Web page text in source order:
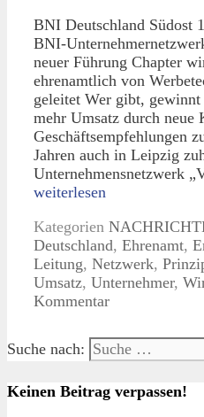
BNI Deutschland Südost
BNI-
neuer Führung Chapter
ehrenamtlich von
geleitet Wer gibt,
mehr Umsatz durch neue
Geschäftsempfehlungen
Jahren auch in Leipzig
Unternehmensnetzwerk
weiterlesen
Kategorien
Deutschland, Ehrenamt,
Leitung, Netzwerk,
Umsatz, Unternehmer,
Kommentar
Suche nach:
Keinen Beitrag verpassen!